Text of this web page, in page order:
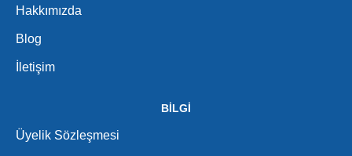
Hakkımızda
Blog
İletişim
BİLGİ
Üyelik Sözleşmesi